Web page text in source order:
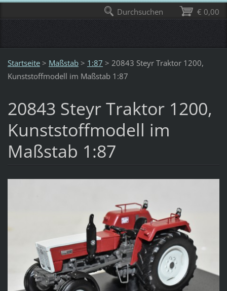
Startseite > Maßstab > 1:87 > 20843 Steyr Traktor 1200,
Kunststoffmodell im Maßstab 1:87
20843 Steyr Traktor 1200,
Kunststoffmodell im
Maßstab 1:87
€ 0,00
Durchsuchen